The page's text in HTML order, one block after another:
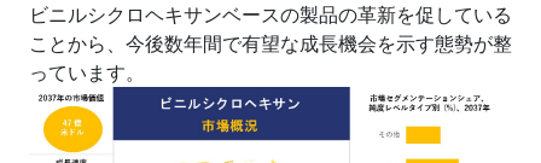
ビニルシクロヘキサンベースの製品の革新を促している
ことから、今後数年間で有望な成長機会を示す態勢が整
っています。